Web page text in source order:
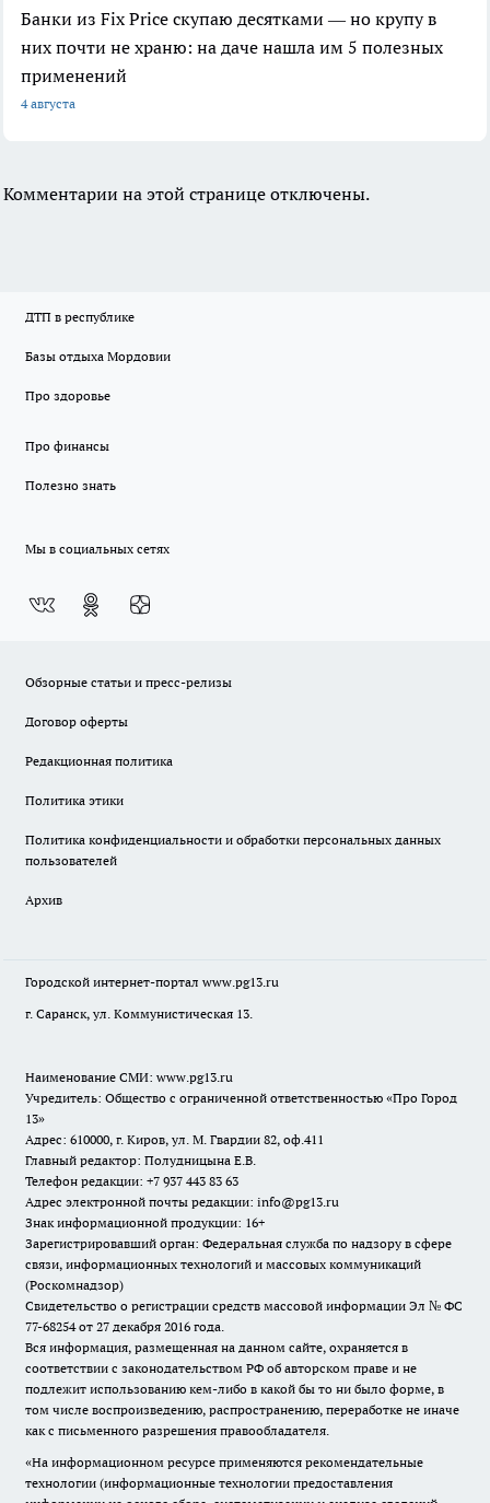
Банки из Fix Price скупаю десятками — но крупу в
них почти не храню: на даче нашла им 5 полезных
применений
4 августа
Комментарии на этой странице отключены.
ДТП в республике
Базы отдыха Мордовии
Про здоровье
Про финансы
Полезно знать
Мы в социальных сетях
Обзорные статьи и пресс-релизы
Договор оферты
Редакционная политика
Политика этики
Политика конфиденциальности и обработки персональных данных
пользователей
Архив
Городской интернет-портал www.pg13.ru
г. Саранск, ул. Коммунистическая 13.
Наименование СМИ: www.pg13.ru
Учредитель: Общество с ограниченной ответственностью «Про Город
13»
Адрес: 610000, г. Киров, ул. М. Гвардии 82, оф.411
Главный редактор: Полудницына Е.В.
Телефон редакции: +7 937 443 83 63
Адрес электронной почты редакции: info@pg13.ru
Знак информационной продукции: 16+
Зарегистрировавший орган: Федеральная служба по надзору в сфере
связи, информационных технологий и массовых коммуникаций
(Роскомнадзор)
Свидетельство о регистрации средств массовой информации Эл № ФС
77-68254 от 27 декабря 2016 года.
Вся информация, размещенная на данном сайте, охраняется в
соответствии с законодательством РФ об авторском праве и не
подлежит использованию кем-либо в какой бы то ни было форме, в
том числе воспроизведению, распространению, переработке не иначе
как с письменного разрешения правообладателя.
«На информационном ресурсе применяются рекомендательные
технологии (информационные технологии предоставления